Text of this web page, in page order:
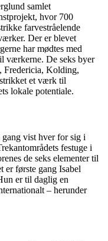
samlet
hvor 700
farvestråelende
Der er blevet
har mødtes med
værkerne. De seks byer
Fredericia, Kolding,
et værk til
lokale potentiale.
vist hver for sig i
festuge i
de seks elementer til
er første gang Isabel
er til daglig en
– herunder